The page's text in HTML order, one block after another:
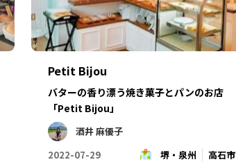
Petit Bijou
バターの香り漂う焼き菓子とパンのお店
「Petit Bijou」
酒井 麻優子
2022-07-29
堺・泉州 高石市